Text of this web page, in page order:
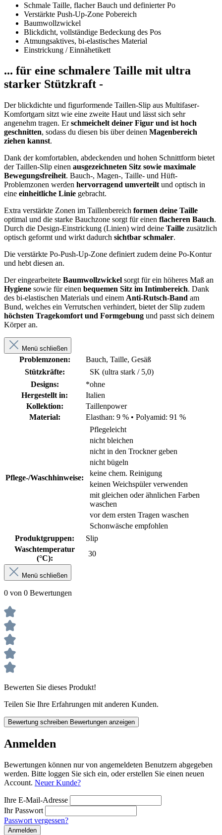
Schmale Taille, flacher Bauch und definierter Po
Verstärkte Push-Up-Zone Pobereich
Baumwollzwickel
Blickdicht, vollständige Bedeckung des Pos
Atmungsaktives, bi-elastisches Material
Einstrickung / Einnähetikett
... für eine schmalere Taille mit ultra
starker Stützkraft -
Der blickdichte und figurformende Taillen-Slip aus Multifaser-
Komfortgarn sitzt wie eine zweite Haut und lässt sich sehr
angenehm tragen. Erschmeichelt deiner Figur und ist hoch
geschnitten, sodass du diesen bis über deinen Magenbereich
ziehen kannst.
Dank der komfortablen, abdeckenden und hohen Schnittform bietet
der Taillen-Slip einen ausgezeichneten Sitz sowie maximale
Bewegungsfreiheit. Bauch-, Magen-, Taille- und Hüft-
Problemzonen werden hervorragend umverteilt und optisch in
eine einheitliche Linie gebracht.
Extra verstärkte Zonen im Taillenbereich formen deine Taille
optimal und die starke Bauchzone sorgt für einen flacheren Bauch.
Durch die Design-Einstrickung (Linien) wird deine Taille zusätzlich
optisch geformt und wirkt dadurch sichtbar schmaler.
Die verstärkte Po-Push-Up-Zone definiert zudem deine Po-Kontur
und hebt diesen an.
Der eingearbeitete Baumwollzwickel sorgt für ein höheres Maß an
Hygiene sowie für einen bequemen Sitz im Intimbereich. Dank
des bi-elastischen Materials und einem Anti-Rutsch-Band am
Bund, welches ein Verrutschen verhindert, bietet der Slip zudem
höchsten Tragekomfort und Formgebung und passt sich deinem
Körper an.
Menü schließen
Problemzonen:
Bauch, Taille, Gesäß
Stützkräfte:
SK (ultra stark / 5,0)
Designs:
*ohne
Hergestellt in:
Italien
Kollektion:
Taillenpower
Material:
Elasthan: 9 % • Polyamid: 91 %
Pflege-/Waschhinweise:
Pflegeleicht
nicht bleichen
nicht in den Trockner geben
nicht bügeln
keine chem. Reinigung
keinen Weichspüler verwenden
mit gleichen oder ähnlichen Farben
waschen
vor dem ersten Tragen waschen
Schonwäsche empfohlen
Produktgruppen:
Slip
Waschtemperatur
(°C):
30
Menü schließen
0 von 0 Bewertungen
Bewerten Sie dieses Produkt!
Teilen Sie Ihre Erfahrungen mit anderen Kunden.
Bewertung schreiben Bewertungen anzeigen
Anmelden
Bewertungen können nur von angemeldeten Benutzern abgegeben
werden. Bitte loggen Sie sich ein, oder erstellen Sie einen neuen
Account. Neuer Kunde?
Ihre E-Mail-Adresse
Ihr Passwort
Passwort vergessen?
Anmelden